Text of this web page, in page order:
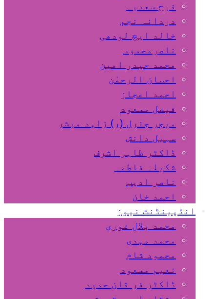
فرح سعدیہ
دردانہ نجم
خالد ایچ لودھی
ناصرمحمود
محمد حیدر امین
احسان الرحمٰن
احمد اعجاز
فیصل مسعود
میجر جنرل (ر) زاہد مبشر
سہیل دانش
ڈاکٹر طاہر اشرف
شکیلہ فاطمہ
ناصر ادیب
احمد خان
انڈپینڈنٹ نیوز
محمد بلال غوری
محمد مہدی
محمود شام
نعیم مسعود
ڈاکٹر فر قان حمید